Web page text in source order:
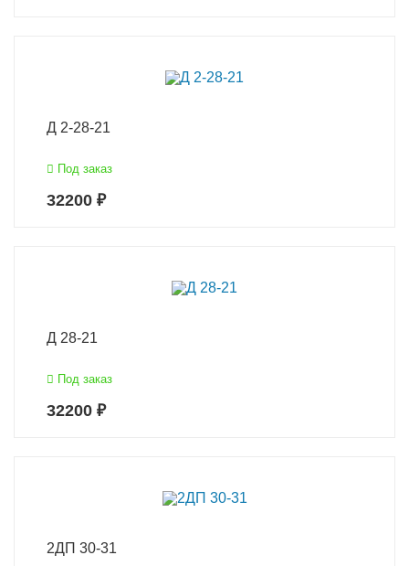
Д 2-28-21
Под заказ
32200 ₽
Д 28-21
Под заказ
32200 ₽
2ДП 30-31